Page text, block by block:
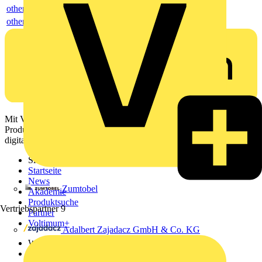
Zumtobel
Vertriebspartner 9
Adalbert Zajadacz GmbH & Co. KG
others
others
Mit Voltimum erhalten Elektrofachkräfte Zugang zu Branchennews,
Produktinformationen, Schulungen und Tools – alles auf einer
digitalen Plattform und Community.
Sitemap
Startseite
News
Akademie
Produktsuche
Partner
Voltimum+
Weitere Links